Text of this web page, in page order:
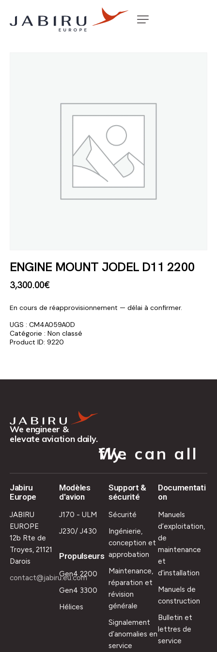
Accueil Non classé
ENGINE MOUNT JODEL D11 2200
3,300.00€
En cours de réapprovisionnement — délai à confirmer.
UGS : CM4A059A0D
Catégorie : Non classé
Product ID: 9220
We engineer &
elevate aviation daily.
We can all fly.
Jabiru
Europe
JABIRU
EUROPE
12b Rte de
Troyes, 21121
Darois
contact@jabiru.eu.com
Modèles
d'avion
J170 - ULM
J230/ J430
Propulseurs
Gen4 2200
Gen4 3300
Hélices
Support &
sécurité
Sécurité
Ingénierie,
conception et
approbation
Maintenance,
réparation et
révision
générale
Signalement
d’anomalies en
service
Documentati
on
Manuels
d’exploitation,
de
maintenance
et
d’installation
Manuels de
construction
Bulletin et
lettres de
service